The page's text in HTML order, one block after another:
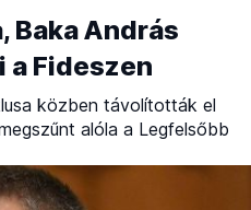
Baka András
a Fideszen
közben távolították el
alóla a Legfelsőbb